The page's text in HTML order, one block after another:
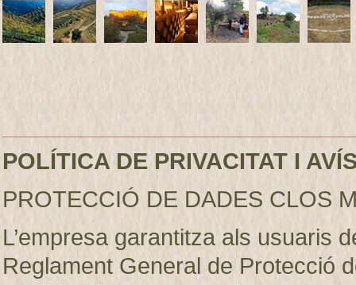
POLÍTICA DE PRIVACITAT I
PROTECCIÓ DE DADES CLOS
L’empresa garantitza als usuaris
Reglament General de Protecció